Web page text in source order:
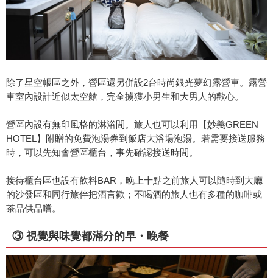
除了星空帳區之外，營區還另併設2台時尚銀光夢幻露營車。露營
車室內設計近似太空艙，完全擄獲小男生和大男人的歡心。
營區內設有無印風格的淋浴間。旅人也可以利用【妙義GREEN
HOTEL】附贈的免費泡湯券到飯店大浴場泡湯。若需要接送服務
時，可以先知會營區櫃台，事先確認接送時間。
接待櫃台區也設有飲料BAR，晚上十點之前旅人可以隨時到大廳
的沙發區和同行旅伴把酒言歡；不喝酒的旅人也有多種的咖啡或
茶品供品嚐。
③ 視覺與味覺都滿分的早・晚餐